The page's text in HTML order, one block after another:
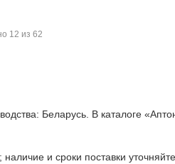
12 из 62
Беларусь. В каталоге
и сроки поставки